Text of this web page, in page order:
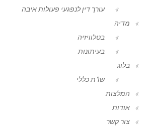
עורך דין לנפגעי פעולות איבה
מדיה
בטלוויזיה
בעיתונות
בלוג
שו"ת כללי
המלצות
אודות
צור קשר